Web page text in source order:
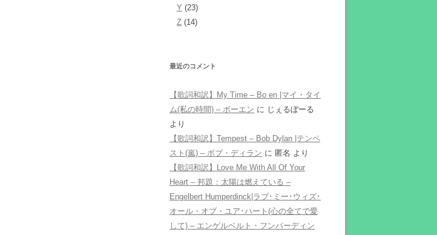
Y (23)
Z (14)
最近のコメント
【歌詞和訳】My Time – Bo en |マイ・タイ
ム(私の時間) – ボーエン に じぇるぼーる
より
【歌詞和訳】Tempest – Bob Dylan |テンペ
スト(嵐) – ボブ・ディラン に 匿名 より
【歌詞和訳】Love Me With All Of Your
Heart – 邦題：太陽は燃えている –
Engelbert Humperdinck|ラブ･ミー･ウィズ･
オール・オブ・ユア･ハート(心の全てで愛
して) – エンゲルベルト・フンパーディン